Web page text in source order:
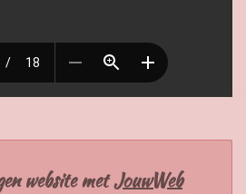
website met JouwWeb